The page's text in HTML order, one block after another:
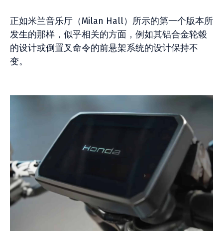
正如米兰音乐厅（Milan Hall）所示的第一个版本所
发生的那样，似乎相关的方面，例如其铝合金轮毂
的设计或倒置叉命令的前悬架系统的设计保持不
变。